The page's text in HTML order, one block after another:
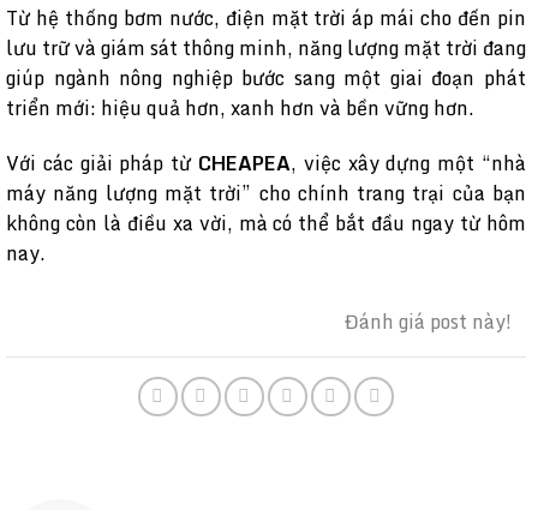
Từ hệ thống bơm nước, điện mặt trời áp mái cho đến pin
lưu trữ và giám sát thông minh, năng lượng mặt trời đang
giúp ngành nông nghiệp bước sang một giai đoạn phát
triển mới: hiệu quả hơn, xanh hơn và bền vững hơn.
Với các giải pháp từ CHEAPEA, việc xây dựng một “nhà
máy năng lượng mặt trời” cho chính trang trại của bạn
không còn là điều xa vời, mà có thể bắt đầu ngay từ hôm
nay.
Đánh giá post này!